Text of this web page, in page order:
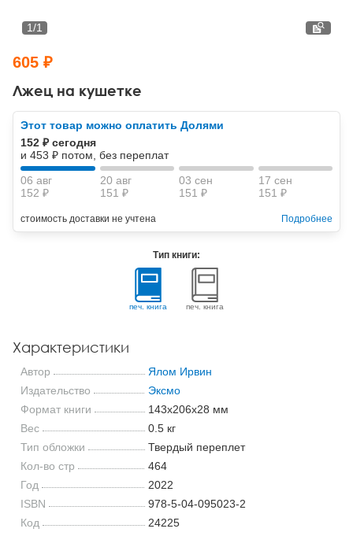
Другие направления психотерапии
Классический, эриксоновский гипноз и НЛП
НЛП
Социальная психология
Классический и юнгианский психоанализ
Лжец на кушетке
1/1
605 ₽
Этот товар можно оплатить Долями
152 ₽ сегодня
и 453 ₽ потом, без переплат
06 авг
152 ₽
20 авг
151 ₽
03 сен
151 ₽
17 сен
151 ₽
стоимость доставки не учтена Подробнее
Тип книги:
печ. книга печ. книга
Характеристики
Автор
Ялом Ирвин
Издательство
Эксмо
Формат книги
143x206x28 мм
Вес
0.5 кг
Тип обложки
Твердый переплет
Кол-во стр
464
Год
2022
ISBN
978-5-04-095023-2
Код
24225